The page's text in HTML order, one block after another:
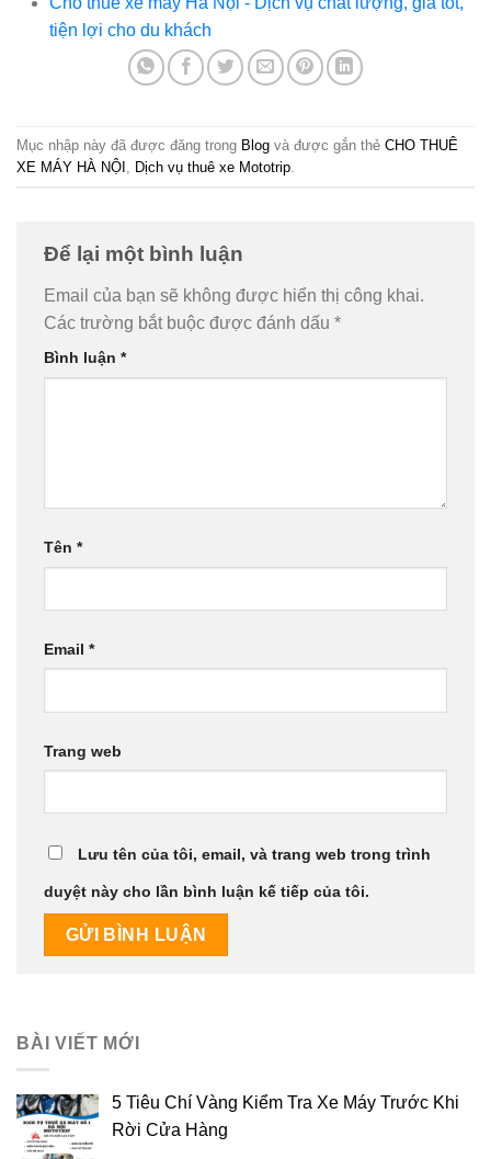
tiện lợi cho du khách
Mục nhập này đã được đăng trong Blog và được gắn thẻ CHO THUÊ
XE MÁY HÀ NỘI
Dịch vụ thuê xe Mototrip
Để lại một bình luận
Email của bạn sẽ không được hiển thị công khai.
Các trường bắt buộc được đánh dấu *
Bình luận *
Tên *
Email *
Trang web
Lưu tên của tôi, email, và trang web trong trình
duyệt này cho lần bình luận kế tiếp của tôi.
BÀI VIẾT MỚI
5 Tiêu Chí Vàng Kiểm Tra Xe Máy Trước Khi
Rời Cửa Hàng